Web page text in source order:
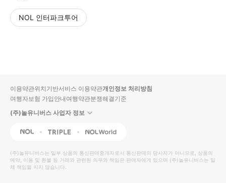
NOL 인터파크투어
입니
다.
높
은
순
동
영
상
순
상
이용약관위치기반서비스 이용약관개인정보 처리방침
여행자보험 가입안내여행약관분쟁해결기준
(주)놀유니버스 사업자 정보
NOL Triple Interpark Global
(주)놀유니버스는 일부 상품의 통신판매중개자로서 통신판매의 당사자가 아니므로, 상품의
예약, 이용 및 환불 등 거래와 관련된 의무와 책임은 판매자에게 있으며 (주)놀유니버스는 일
체 책임을 지지 않습니다.